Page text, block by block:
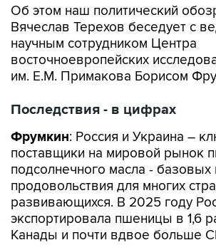
Об этом наш политический
Вячеслав Терехов беседует с
научным сотрудником Центра
восточноевропейских
им. Е.М. Примакова Борисом
Последствия - в цифрах
Фрумкин: Россия и Украина –
поставщики на мировой рынок
подсолнечного масла - базовых
продовольствия для многих
развивающихся. В 2025 году
экспортировала пшеницы в 1,6
Канады и почти вдвое больше